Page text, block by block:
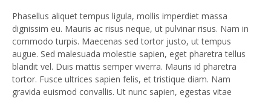
Phasellus aliquet tempus ligula, mollis imperdiet massa
dignissim eu. Mauris ac risus neque, ut pulvinar risus. Nam in
commodo turpis. Maecenas sed tortor justo, ut tempus
augue. Sed malesuada molestie sapien, eget pharetra tellus
blandit vel. Duis mattis semper viverra. Mauris id pharetra
tortor. Fusce ultrices sapien felis, et tristique diam. Nam
gravida euismod convallis. Ut nunc sapien, egestas vitae